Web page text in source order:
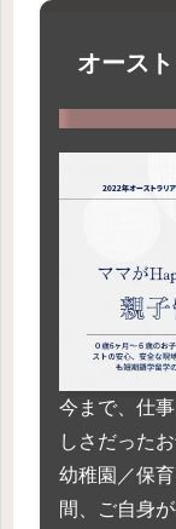
オース
今まで、仕
しさだった
幼稚園／保
間、ご自身